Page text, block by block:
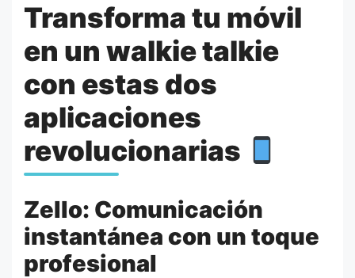
Transforma tu móvil
en un walkie talkie
con estas dos
aplicaciones
revolucionarias
Zello: Comunicación
instantánea con un toque
profesional